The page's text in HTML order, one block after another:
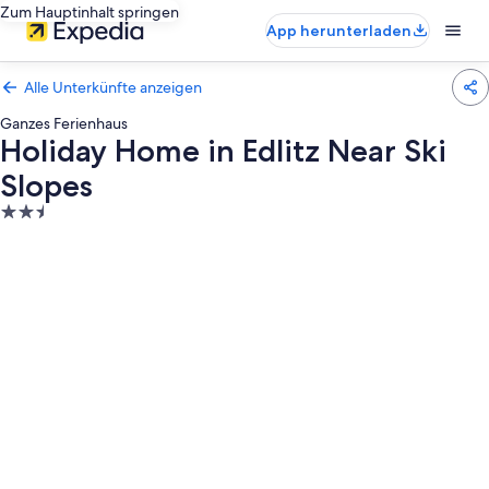
Zum Hauptinhalt springen
App herunterladen
Alle Unterkünfte anzeigen
Ganzes Ferienhaus
Holiday Home in Edlitz Near Ski
Slopes
2.5-